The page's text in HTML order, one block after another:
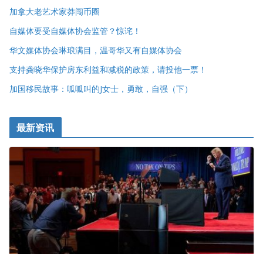
加拿大老艺术家莽闯币圈
自媒体要受自媒体协会监管？惊诧！
华文媒体协会琳琅满目，温哥华又有自媒体协会
支持龚晓华保护房东利益和减税的政策，请投他一票！
加国移民故事：呱呱叫的J女士，勇敢，自强（下）
最新资讯